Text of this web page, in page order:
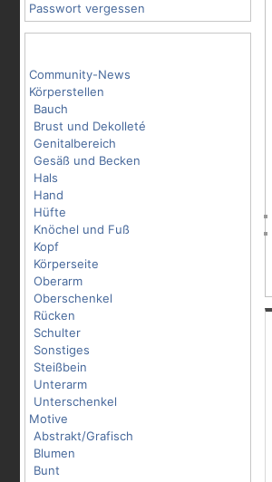
Passwort vergessen
Community-News
Körperstellen
Bauch
Brust und Dekolleté
Genitalbereich
Gesäß und Becken
Hals
Hand
Hüfte
Knöchel und Fuß
Kopf
Körperseite
Oberarm
Oberschenkel
Rücken
Schulter
Sonstiges
Steißbein
Unterarm
Unterschenkel
Motive
Abstrakt/Grafisch
Blumen
Bunt